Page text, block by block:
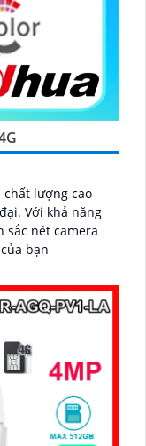
chất lượng cao
sắc nét camera
bạn